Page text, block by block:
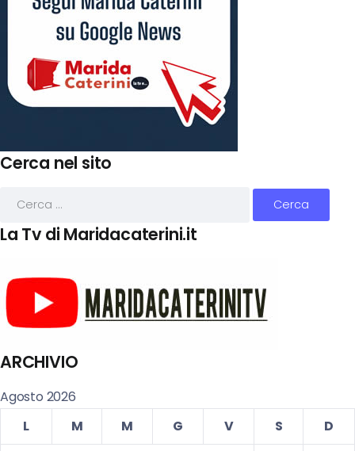
Cerca nel sito
La Tv di Maridacaterini.it
ARCHIVIO
Agosto 2026
L
M M G V S
D